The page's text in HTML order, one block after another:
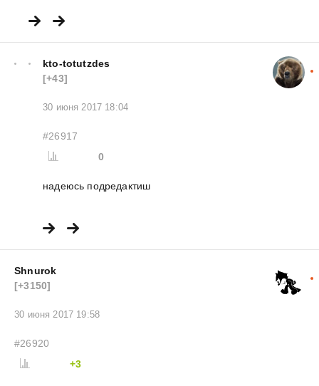
kto-totutzdes
[+43]
30 июня 2017 18:04
#26917
0
надеюсь подредактиш
Shnurok
[+3150]
30 июня 2017 19:58
#26920
+3